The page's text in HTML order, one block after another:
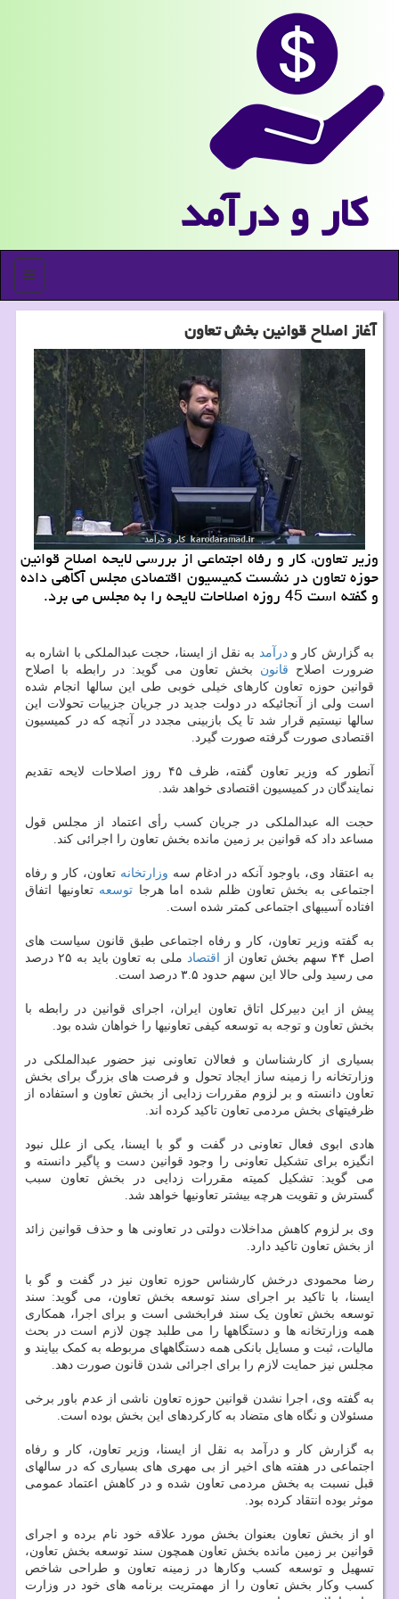
كار و درآمد
منو
آغاز اصلاح قوانین بخش تعاون
وزیر تعاون، کار و رفاه اجتماعی از بررسی لایحه اصلاح قوانین
حوزه تعاون در نشست کمیسیون اقتصادی مجلس آگاهی داده
و گفته است 45 روزه اصلاحات لایحه را به مجلس می برد.
به گزارش کار ودرآمد به نقل از ایسنا، حجت عبدالملکی با اشاره به
ضرورت اصلاح قانون بخش تعاون می گوید: در رابطه با اصلاح
قوانین حوزه تعاون کارهای خیلی خوبی طی این سالها انجام شده
است ولی از آنجائیکه در دولت جدید در جریان جزییات تحولات این
سالها نیستیم قرار شد تا یک بازبینی مجدد در آنچه که در کمیسیون
اقتصادی صورت گرفته صورت گیرد.
آنطور که وزیر تعاون گفته، ظرف ۴۵ روز اصلاحات لایحه تقدیم
نمایندگان در کمیسیون اقتصادی خواهد شد.
حجت اله عبدالملکی در جریان کسب رأی اعتماد از مجلس قول
مساعد داد که قوانین بر زمین مانده بخش تعاون را اجرائی کند.
به اعتقاد وی، باوجود آنکه در ادغام سه وزارتخانه تعاون، کار و رفاه
اجتماعی به بخش تعاون ظلم شده اما هرجا توسعه تعاونیها اتفاق
افتاده آسیبهای اجتماعی کمتر شده است.
به گفته وزیر تعاون، کار و رفاه اجتماعی طبق قانون سیاست های
اصل ۴۴ سهم بخش تعاون از
اقتصاد
ملی به تعاون باید به ۲۵ درصد
می رسید ولی حالا این سهم حدود ۳.۵ درصد است.
پیش از این دبیرکل اتاق تعاون ایران، اجرای قوانین در رابطه با
بخش تعاون و توجه به توسعه کیفی تعاونیها را خواهان شده بود.
بسیاری از کارشناسان و فعالان تعاونی نیز حضور عبدالملکی در
وزارتخانه را زمینه ساز ایجاد تحول و فرصت های بزرگ برای بخش
تعاون دانسته و بر لزوم مقررات زدایی از بخش تعاون و استفاده از
ظرفیتهای بخش مردمی تعاون تاکید کرده اند.
هادی ابوی فعال تعاونی در گفت و گو با ایسنا، یکی از علل نبود
انگیزه برای تشکیل تعاونی را وجود قوانین دست و پاگیر دانسته و
می گوید: تشکیل کمیته مقررات زدایی در بخش تعاون سبب
گسترش و تقویت هرچه بیشتر تعاونیها خواهد شد.
وی بر لزوم کاهش مداخلات دولتی در تعاونی ها و حذف قوانین زائد
از بخش تعاون تاکید دارد.
رضا محمودی درخش کارشناس حوزه تعاون نیز در گفت و گو با
ایسنا، با تاکید بر اجرای سند توسعه بخش تعاون، می گوید: سند
توسعه بخش تعاون یک سند فرابخشی است و برای اجرا، همکاری
همه وزارتخانه ها و دستگاهها را می طلبد چون لازم است در بحث
مالیات، ثبت و مسایل بانکی همه دستگاههای مربوطه به کمک بیایند و
مجلس نیز حمایت لازم را برای اجرائی شدن قانون صورت دهد.
به گفته وی، اجرا نشدن قوانین حوزه تعاون ناشی از عدم باور برخی
مسئولان و نگاه های متضاد به کارکردهای این بخش بوده است.
به گزارش کار و درآمد به نقل از ایسنا، وزیر تعاون، کار و رفاه
اجتماعی در هفته های اخیر از بی مهری های بسیاری که در سالهای
قبل نسبت به بخش مردمی تعاون شده و در کاهش اعتماد عمومی
موثر بوده انتقاد کرده بود.
او از بخش تعاون بعنوان بخش مورد علاقه خود نام برده و اجرای
قوانین بر زمین مانده بخش تعاون همچون سند توسعه بخش تعاون،
تسهیل و توسعه کسب وکارها در زمینه تعاون و طراحی شاخص
کسب وکار بخش تعاون را از مهمتریت برنامه های خود در وزارت